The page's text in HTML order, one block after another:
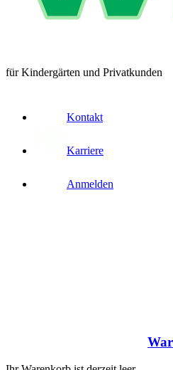
für Kindergärten und Privatkunden
Kontakt
Karriere
Anmelden